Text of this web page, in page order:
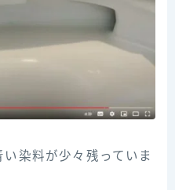
染料が少々残っていま